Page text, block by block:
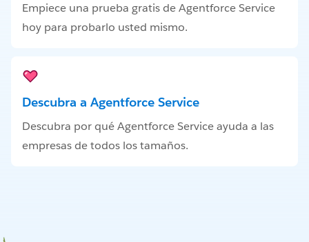
Empiece una prueba gratis de Agentforce Service
hoy para probarlo usted mismo.
Descubra a Agentforce Service
Descubra por qué Agentforce Service ayuda a las
empresas de todos los tamaños.